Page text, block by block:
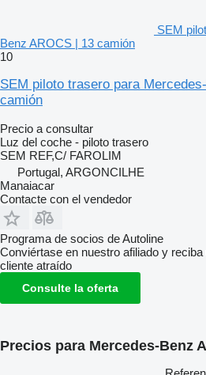
SEM
Benz AROCS | 13 camión
10
SEM piloto trasero para
camión
Precio a consultar
Luz del coche - piloto trasero
SEM REF,C/ FAROLIM
Portugal, ARGONCILHE
Manaiacar
Contacte con el vendedor
Programa de socios de Autoline
Conviértase en nuestro afiliado y
cliente atraído
Consulte la oferta
Precios para Mercedes-Benz